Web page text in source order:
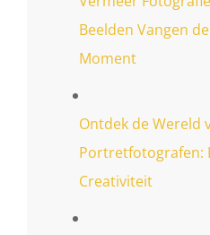
Beelden Vangen
Moment
Ontdek de Wereld
Portretfotografen:
Creativiteit